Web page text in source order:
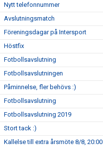
Nytt telefonnummer
Avslutningsmatch
Föreningsdagar på Intersport
Höstfix
Fotbollsavslutning
Fotbollsavslutningen
Påminnelse, fler behövs :)
Fotbollsavslutning
Fotbollsavslutning 2019
Stort tack :)
Kallelse till extra årsmöte 8/8, 20:00